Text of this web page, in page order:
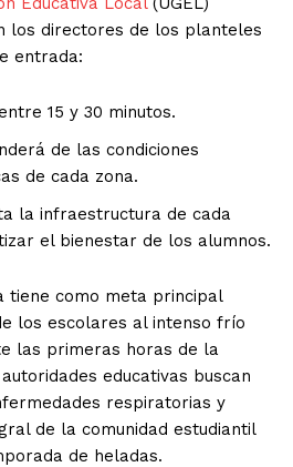
los directores de los planteles
entrada:
15 y 30 minutos.
de las condiciones
de cada zona.
la infraestructura de cada
el bienestar de los alumnos.
tiene como meta principal
los escolares al intenso frío
las primeras horas de la
educativas buscan
respiratorias y
de la comunidad estudiantil
de heladas.